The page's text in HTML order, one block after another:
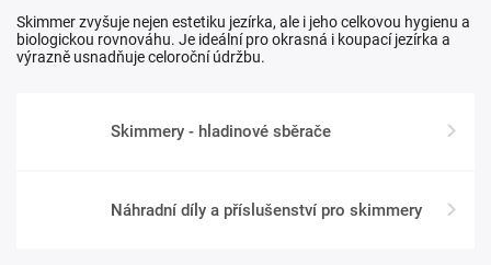
Skimmer zvyšuje nejen estetiku jezírka, ale i jeho celkovou hygienu a
biologickou rovnováhu. Je ideální pro okrasná i koupací jezírka a
výrazně usnadňuje celoroční údržbu.
Skimmery - hladinové sběrače
Náhradní díly a příslušenství pro skimmery